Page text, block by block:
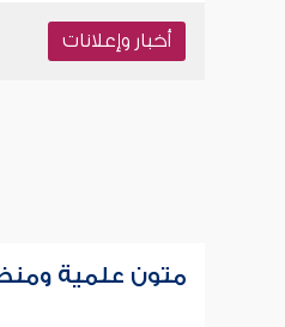
أخبار وإعلانات
متون علمية